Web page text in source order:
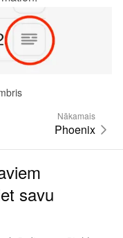
Nākamais
Phoenix
savu